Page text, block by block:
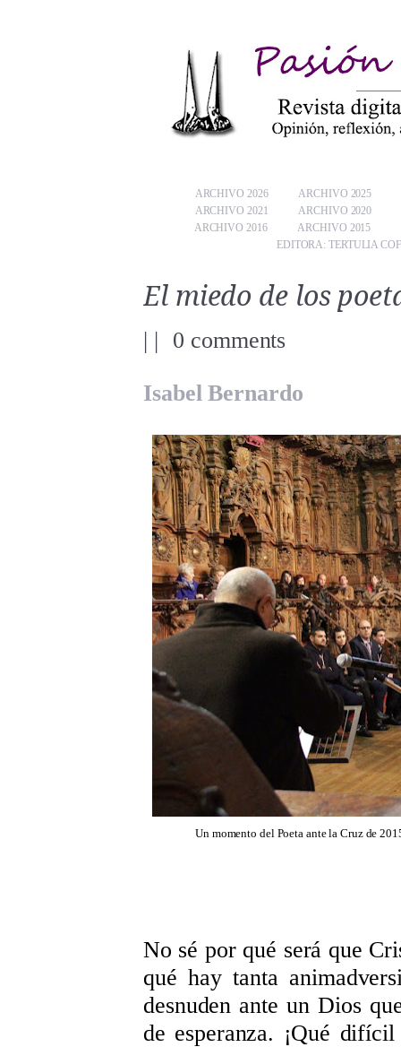
ARCHIVO 2026
ARCHIVO 2025
ARCHIVO 2021
ARCHIVO 2020
ARCHIVO 2016
ARCHIVO 2015
EDITORA: TERTULIA
El miedo de los
| | 0 comments
Isabel Bernardo
Un momento del Poeta ante la Cruz de
No sé por qué será que
qué hay tanta
desnuden ante un Dios
de esperanza. ¡Qué